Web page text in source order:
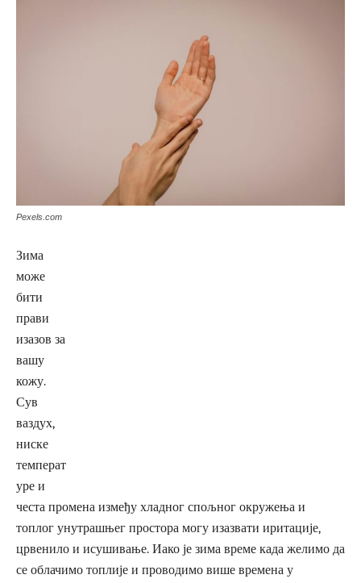
Pexels.com
Зима
може
бити
прави
изазов за
вашу
кожу.
Сув
ваздух,
ниске
температ
уре и
честа промена између хладног спољног окружења и
топлог унутрашњег простора могу изазвати иритације,
црвенило и исушивање. Иако је зима време када желимо да
се облачимо топлије и проводимо више времена у